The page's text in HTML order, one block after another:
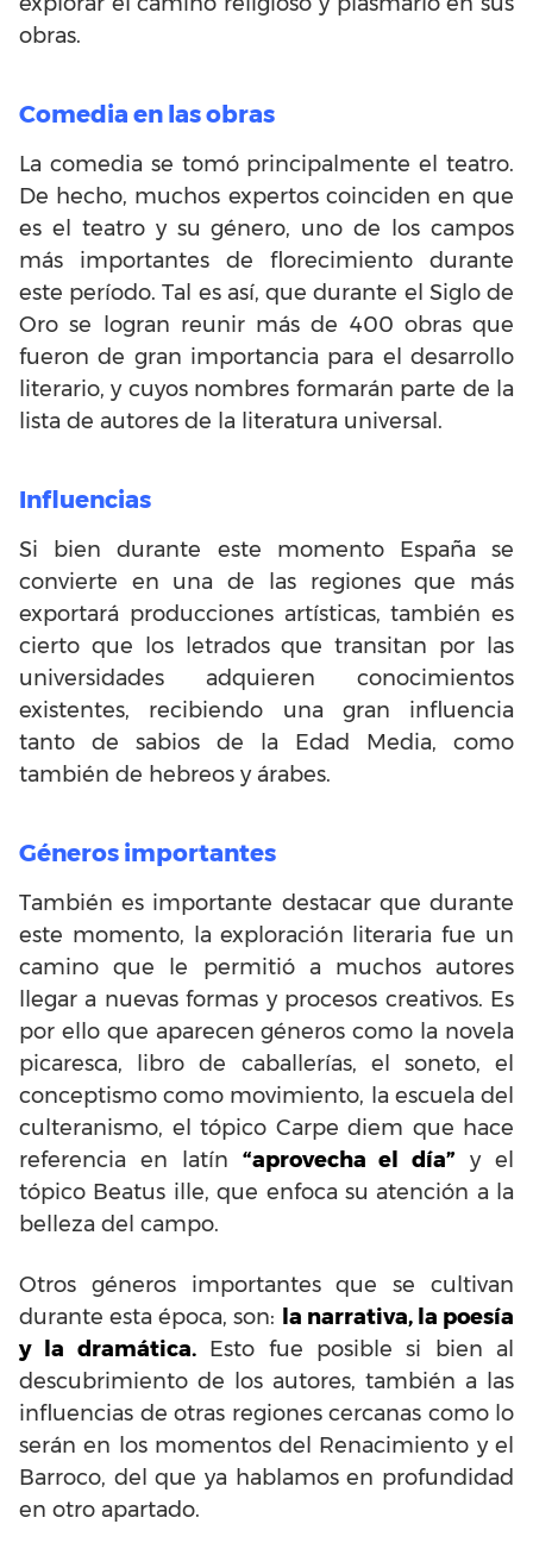
obras.
Comedia en las obras
La comedia se tomó principalmente el teatro.
De hecho, muchos expertos coinciden en que
es el teatro y su género, uno de los campos
más importantes de florecimiento durante
este período. Tal es así, que durante el Siglo de
Oro se logran reunir más de 400 obras que
fueron de gran importancia para el desarrollo
literario, y cuyos nombres formarán parte de la
lista de autores de la literatura universal.
Influencias
Si bien durante este momento España se
convierte en una de las regiones que más
exportará producciones artísticas, también es
cierto que los letrados que transitan por las
universidades adquieren conocimientos
existentes, recibiendo una gran influencia
tanto de sabios de la Edad Media, como
también de hebreos y árabes.
Géneros importantes
También es importante destacar que durante
este momento, la exploración literaria fue un
camino que le permitió a muchos autores
llegar a nuevas formas y procesos creativos. Es
por ello que aparecen géneros como la novela
picaresca, libro de caballerías, el soneto, el
conceptismo como movimiento, la escuela del
culteranismo, el tópico Carpe diem que hace
referencia en latín “aprovecha el día” y el
tópico Beatus ille, que enfoca su atención a la
belleza del campo.
Otros géneros importantes que se cultivan
durante esta época, son: la narrativa, la poesía
y la dramática.Esto fue posible si bien al
descubrimiento de los autores, también a las
influencias de otras regiones cercanas como lo
serán en los momentos del Renacimiento y el
Barroco, del que ya hablamos en profundidad
en otro apartado.